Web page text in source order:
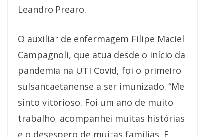
Leandro Prearo.
O auxiliar de enfermagem Filipe Maciel
Campagnoli, que atua desde o início da
pandemia na UTI Covid, foi o primeiro
sulsancaetanense a ser imunizado. “Me
sinto vitorioso. Foi um ano de muito
trabalho, acompanhei muitas histórias
e o desespero de muitas famílias. E,